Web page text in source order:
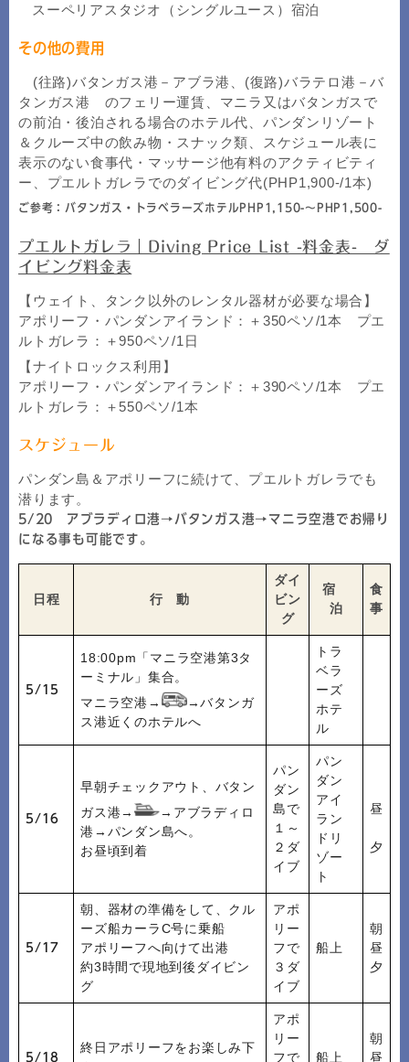
スーペリアスタジオ（シングルユース）宿泊
その他の費用
(往路)バタンガス港－アブラ港、(復路)バラテロ港－バ
タンガス港 のフェリー運賃、マニラ又はバタンガスで
の前泊・後泊される場合のホテル代、パンダンリゾート
＆クルーズ中の飲み物・スナック類、スケジュール表に
表示のない食事代・マッサージ他有料のアクティビティ
ー、プエルトガレラでのダイビング代(PHP1,900-/1本)
ご参考：バタンガス・トラベラーズホテルPHP1,150-～PHP1,500-
プエルトガレラ｜Diving Price List -料金表- ダ
イビング料金表
【ウェイト、タンク以外のレンタル器材が必要な場合】
アポリーフ・パンダンアイランド：＋350ペソ/1本 プエ
ルトガレラ：＋950ペソ/1日
【ナイトロックス利用】
アポリーフ・パンダンアイランド：＋390ペソ/1本 プエ
ルトガレラ：＋550ペソ/1本
スケジュール
パンダン島＆アポリーフに続けて、プエルトガレラでも
潜ります。
5/20 アブラディロ港→バタンガス港→マニラ空港でお帰り
になる事も可能です。
日程 行 動
ダイ
ビン
グ
宿
泊
食
事
5/15
18:00pm「マニラ空港第3タ
ーミナル」集合。
マニラ空港→
→バタンガ
ス港近くのホテルへ
トラ
ベラ
ーズ
ホテ
ル
5/16
早朝チェックアウト、バタン
ガス港→
→アブラディロ
港→パンダン島へ。
お昼頃到着
パン
ダン
島で
１～
２ダ
イブ
パン
ダン
アイ
ラン
ドリ
ゾー
ト
昼
夕
5/17
朝、器材の準備をして、クル
ーズ船カーラC号に乗船
アポリーフへ向けて出港
約3時間で現地到後ダイビン
グ
アポ
リー
フで
３ダ
イブ
船上
朝
昼
夕
5/18
終日アポリーフをお楽しみ下
アポ
リー
フで
船上
朝
昼